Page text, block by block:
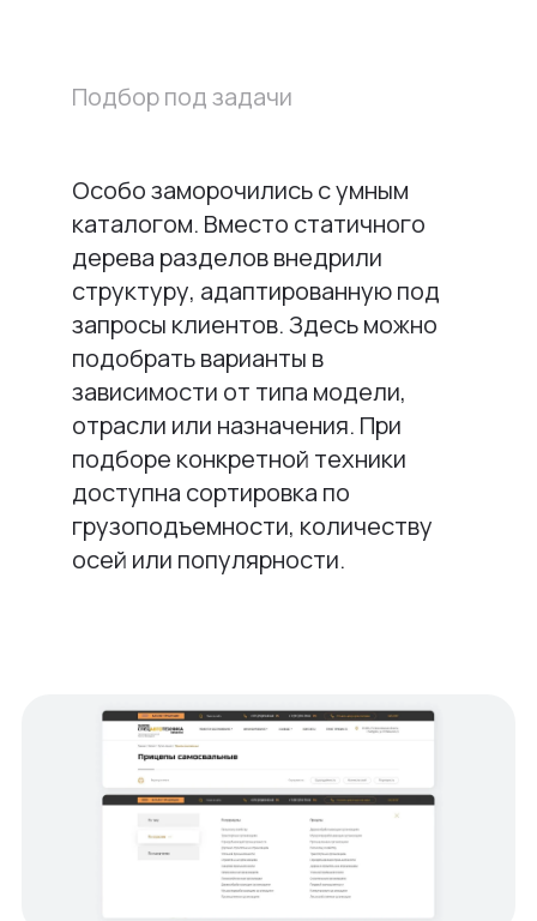
Подбор под задачи
Особо заморочились с умным
каталогом. Вместо статичного
дерева разделов внедрили
структуру, адаптированную под
запросы клиентов. Здесь можно
подобрать варианты в
зависимости от типа модели,
отрасли или назначения. При
подборе конкретной техники
доступна сортировка по
грузоподъемности, количеству
осей или популярности.